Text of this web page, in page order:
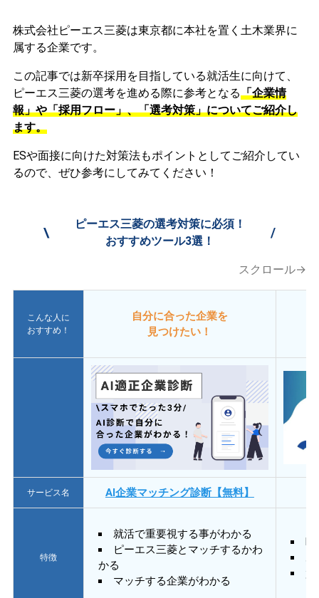
株式会社ピーエス三菱は東京都に本社を置く土木業界に
属する企業です。
この記事では新卒採用を目指している就活生に向けて、
ピーエス三菱の選考を進める際に参考となる「企業情
報」や「採用フロー」、「選考対策」についてご紹介し
ます。
ESや面接に向けた対策法もポイントとしてご紹介してい
るので、ぜひ参考にしてみてください！
\
ピーエス三菱の選考対策に必須！
おすすめツール3選！
/
スクロール→
こんな人に
おすすめ！
自分に合った企業を
見つけたい！
サービス名 AI企業マッチング診断【無料】
特徴
就活で重要視する事がわかる
ピーエス三菱とマッチするかわ
かる
マッチする企業がわかる
質